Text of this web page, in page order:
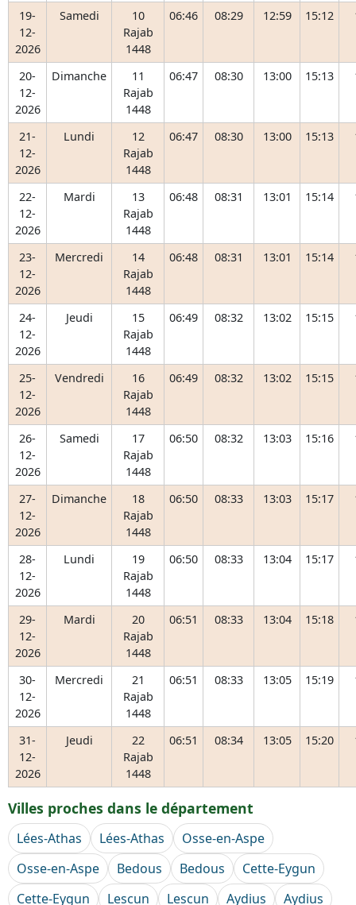
19-
12-
2026
Samedi
10
Rajab
1448
06:46 08:29 12:59 15:12
20-
12-
2026
Dimanche
11
Rajab
1448
06:47 08:30 13:00 15:13
21-
12-
2026
Lundi
12
Rajab
1448
06:47 08:30 13:00 15:13
22-
12-
2026
Mardi
13
Rajab
1448
06:48 08:31 13:01 15:14
23-
12-
2026
Mercredi
14
Rajab
1448
06:48 08:31 13:01 15:14
24-
12-
2026
Jeudi
15
Rajab
1448
06:49 08:32 13:02 15:15
25-
12-
2026
Vendredi
16
Rajab
1448
06:49 08:32 13:02 15:15
26-
12-
2026
Samedi
17
Rajab
1448
06:50 08:32 13:03 15:16
27-
12-
2026
Dimanche
18
Rajab
1448
06:50 08:33 13:03 15:17
28-
12-
2026
Lundi
19
Rajab
1448
06:50 08:33 13:04 15:17
29-
12-
2026
Mardi
20
Rajab
1448
06:51 08:33 13:04 15:18
30-
12-
2026
Mercredi
21
Rajab
1448
06:51 08:33 13:05 15:19
31-
12-
2026
Jeudi
22
Rajab
1448
06:51 08:34 13:05 15:20
Villes proches dans le département
Lées-Athas Lées-Athas
Osse-en-Aspe
Osse-en-Aspe
Bedous Bedous
Cette-Eygun
Cette-Eygun
Lescun Lescun Aydius Aydius